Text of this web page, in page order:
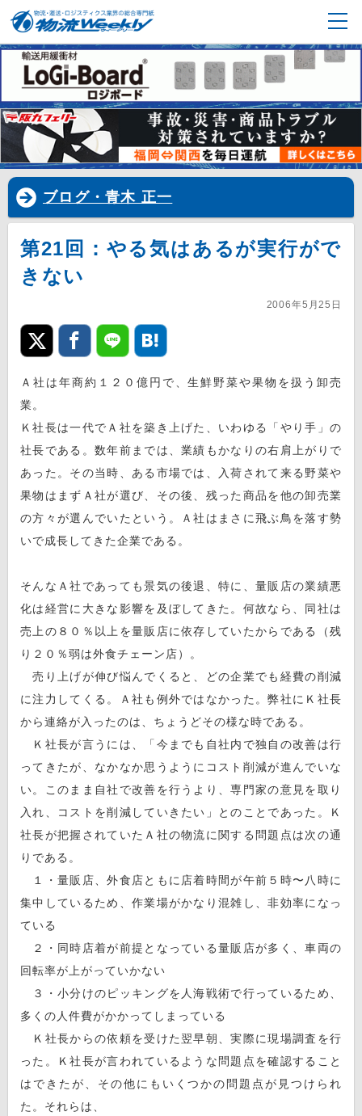
ブログ・青木 正一
第21回：やる気はあるが実行がで
きない
2006年5月25日
Ａ社は年商約１２０億円で、生鮮野菜や果物を扱う卸売
業。
Ｋ社長は一代でＡ社を築き上げた、いわゆる「やり手」の
社長である。数年前までは、業績もかなりの右肩上がりで
あった。その当時、ある市場では、入荷されて来る野菜や
果物はまずＡ社が選び、その後、残った商品を他の卸売業
の方々が選んでいたという。Ａ社はまさに飛ぶ鳥を落す勢
いで成長してきた企業である。
そんなＡ社であっても景気の後退、特に、量販店の業績悪
化は経営に大きな影響を及ぼしてきた。何故なら、同社は
売上の８０％以上を量販店に依存していたからである（残
り２０％弱は外食チェーン店）。
売り上げが伸び悩んでくると、どの企業でも経費の削減
に注力してくる。Ａ社も例外ではなかった。弊社にＫ社長
から連絡が入ったのは、ちょうどその様な時である。
Ｋ社長が言うには、「今までも自社内で独自の改善は行
ってきたが、なかなか思うようにコスト削減が進んでいな
い。このまま自社で改善を行うより、専門家の意見を取り
入れ、コストを削減していきたい」とのことであった。Ｋ
社長が把握されていたＡ社の物流に関する問題点は次の通
りである。
１・量販店、外食店ともに店着時間が午前５時〜八時に
集中しているため、作業場がかなり混雑し、非効率になっ
ている
２・同時店着が前提となっている量販店が多く、車両の
回転率が上がっていかない
３・小分けのピッキングを人海戦術で行っているため、
多くの人件費がかかってしまっている
Ｋ社長からの依頼を受けた翌早朝、実際に現場調査を行
った。Ｋ社長が言われているような問題点を確認すること
はできたが、その他にもいくつかの問題点が見つけられ
た。それらは、